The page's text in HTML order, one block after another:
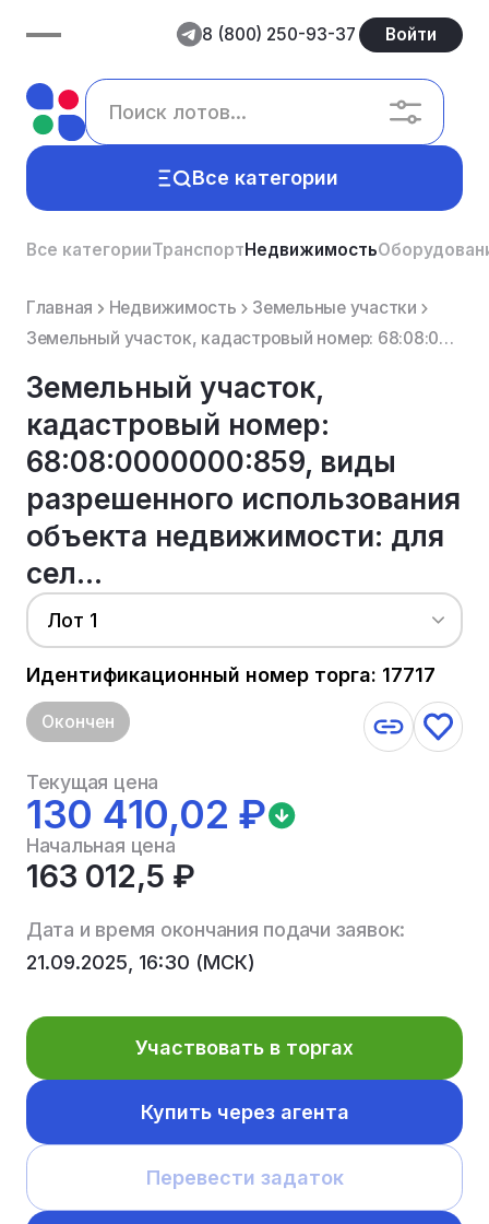
8 (800) 250-93-37 Войти
Все категории
Все категорииТранспортНедвижимость
Главная Недвижимость
Земельные участки
Земельный участок, кадастровый номер: 68:08:0000000:859, виды разрешенного использования объекта н...
Земельный участок,
кадастровый номер:
68:08:0000000:859, виды
разрешенного использования
объекта недвижимости: для
сел...
Лот 1
Идентификационный номер торга: 17717
Окончен
Текущая цена
130 410,02 ₽
Начальная цена
163 012,5 ₽
Дата и время окончания подачи заявок:
21.09.2025, 16:30 (МСК)
Участвовать в торгах
Купить через агента
Перевести задаток